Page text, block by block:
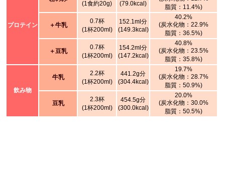
プロテイン
(1食約20g)
(79.0kcal)
脂質：11.4%)
＋牛乳
0.7杯
(1杯200ml)
152.1ml分
(149.3kcal)
40.2%
(炭水化物：22.9%
脂質：36.5%)
＋豆乳
0.7杯
(1杯200ml)
154.2ml分
(147.2kcal)
40.8%
(炭水化物：23.5%
脂質：35.8%)
飲み物
牛乳
2.2杯
(1杯200ml)
441.2g分
(304.4kcal)
19.7%
(炭水化物：28.7%
脂質：50.9%)
豆乳
2.3杯
(1杯200ml)
454.5g分
(300.0kcal)
20.0%
(炭水化物：30.0%
脂質：50.5%)